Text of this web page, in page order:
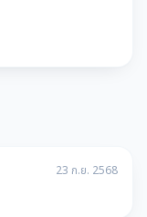
23 ก.ย. 2568